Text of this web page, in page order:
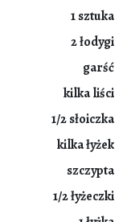
1 sztuka
2 łodygi
garść
kilka liści
1/2 słoiczka
kilka łyżek
szczypta
1/2 łyżeczki